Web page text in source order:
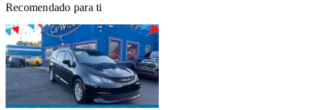
Recomendado para ti